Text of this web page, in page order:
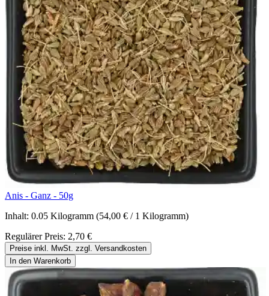
Anis - Ganz - 50g
Inhalt: 0.05 Kilogramm (54,00 € / 1 Kilogramm)
Regulärer Preis: 2,70 €
Preise inkl. MwSt. zzgl. Versandkosten
In den Warenkorb